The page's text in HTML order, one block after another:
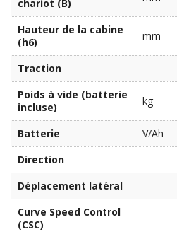
chariot (B)
Hauteur de la cabine
(h6)
mm
Traction
Poids à vide (batterie
incluse)
kg
Batterie V/Ah
Direction
Déplacement latéral
Curve Speed Control
(CSC)